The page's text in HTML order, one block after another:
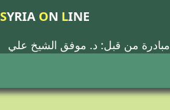
SYRIA ON LINE
مبادرة من قبل: د. موفق الشيخ علي